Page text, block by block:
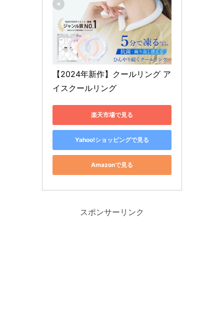
【2024年新作】クールリング ア
イスクールリング
楽天市場で見る
Yahoo!ショッピングで見る
Amazonで見る
スポンサーリンク